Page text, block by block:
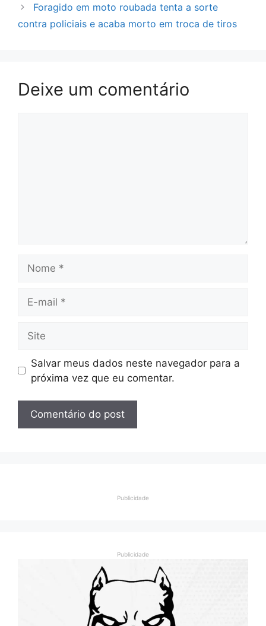
Foragido em moto roubada tenta a sorte
contra policiais e acaba morto em troca de tiros
Deixe um comentário
mail
Salvar meus dados neste navegador para a
próxima vez que eu comentar.
Publicidade
Publicidade